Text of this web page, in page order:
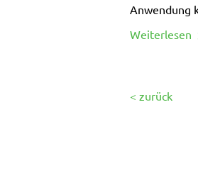
Anwendung
Weiterlesen
< zurück